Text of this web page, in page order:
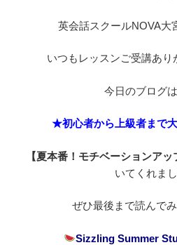
英会話スクールNOVA
いつもレッスンご受講あり
今日のブログは
★初心者から上級者まで
【夏本番！モチベーションアッ
いてくれまし
ぜひ最後まで読んで
Sizzling Summer